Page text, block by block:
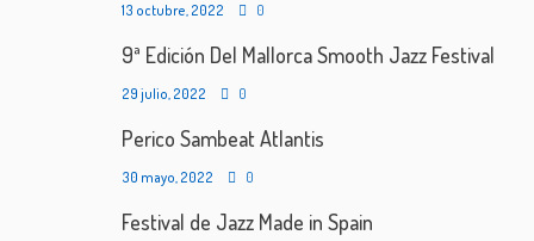
13 octubre, 2022 0
9ª Edición Del Mallorca Smooth Jazz Festival
29 julio, 2022 0
Perico Sambeat Atlantis
30 mayo, 2022 0
Festival de Jazz Made in Spain